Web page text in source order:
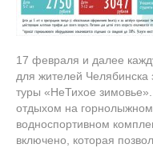
17 февраля и далее
для жителей Челябинска
туры «НеТихое
отдыхом на
водноспортивном
включено, которая